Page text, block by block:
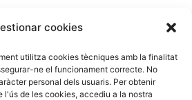
cookies
utilitza cookies tècniques amb la finalitat
ne el funcionament correcte. No
personal dels usuaris. Per obtenir
l'ús de les cookies, accediu a la nostra